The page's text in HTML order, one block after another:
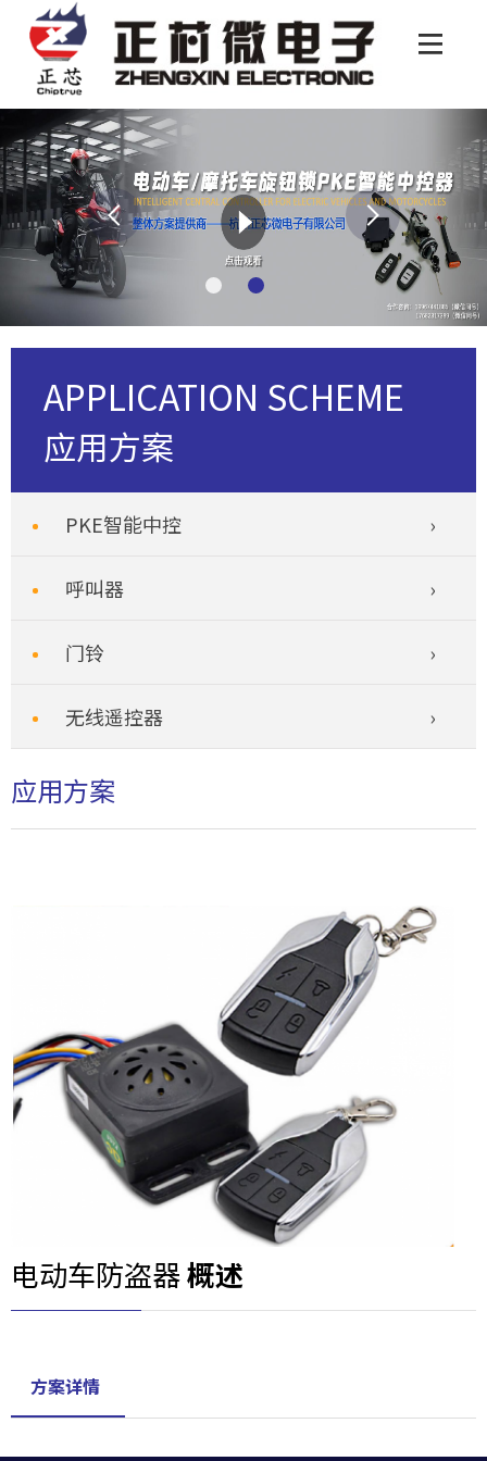
APPLICATION SCHEME
应用方案
PKE智能中控
呼叫器
门铃
无线遥控器
应用方案
电动车防盗器概述
方案详情